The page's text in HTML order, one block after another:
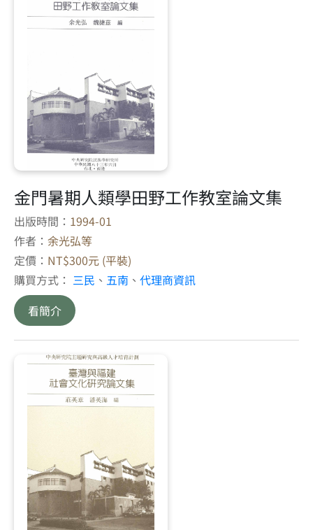
金門暑期人類學田野工作教室論文集
出版時間： 1994-01
作者： 余光弘等
定價： NT$300元 (平裝)
購買方式： 三民 、 五南 、 代理商資訊
看簡介